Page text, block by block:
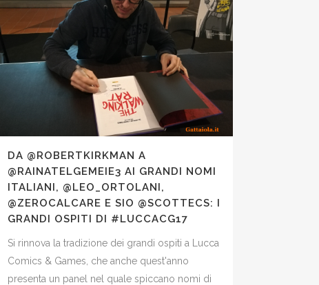
DA @ROBERTKIRKMAN A
@RAINATELGEMEIE3 AI GRANDI NOMI
ITALIANI, @LEO_ORTOLANI,
@ZEROCALCARE E SIO @SCOTTECS: I
GRANDI OSPITI DI #LUCCACG17
Si rinnova la tradizione dei grandi ospiti a Lucca
Comics & Games, che anche quest'anno
presenta un panel nel quale spiccano nomi di